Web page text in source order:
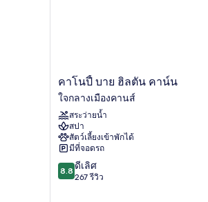
คา
โน
ปี้
บาย
ฮิล
ตัน
คาน์
น
ใจกลาง
คาโนปี้ บาย ฮิลตัน คาน์น
ใจกลางเมืองคานส์
สระว่ายน้ำ
สปา
สัตว์เลี้ยงเข้าพักได้
มีที่จอดรถ
8.8
จาก
8.8 ดีเลิศ
267 รีวิว